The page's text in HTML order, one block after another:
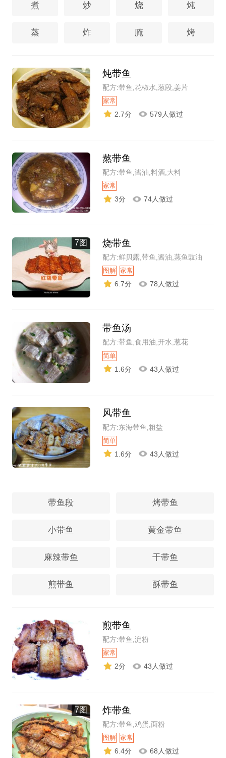
煮 炒 烧 炖
蒸 炸 腌 烤
炖带鱼
配方:带鱼,花椒水,葱段,姜片
家常
2.7分 579人做过
熬带鱼
配方:带鱼,酱油,料酒,大料
家常
3分 74人做过
7图 烧带鱼
配方:鲜贝露,带鱼,酱油,蒸鱼豉油
图解 家常
6.7分 78人做过
带鱼汤
配方:带鱼,食用油,开水,葱花
简单
1.6分 43人做过
风带鱼
配方:东海带鱼,粗盐
简单
1.6分 43人做过
带鱼段 烤带鱼
小带鱼 黄金带鱼
麻辣带鱼 干带鱼
煎带鱼 酥带鱼
煎带鱼
配方:带鱼,淀粉
家常
2分 43人做过
7图 炸带鱼
配方:带鱼,鸡蛋,面粉
图解 家常
6.4分 68人做过